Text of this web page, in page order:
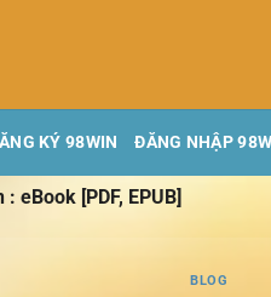
KÝ 98WIN ĐĂNG NHẬP
: eBook [PDF, EPUB]
BLOG